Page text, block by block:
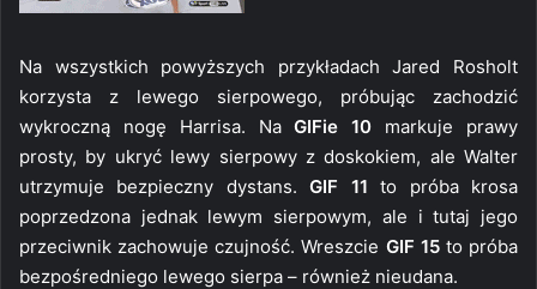
Na wszystkich powyższych przykładach Jared Rosholt
korzysta z lewego sierpowego, próbując zachodzić
wykroczną nogę Harrisa. NaGIFie 10 markuje prawy
prosty, by ukryć lewy sierpowy z doskokiem, ale Walter
utrzymuje bezpieczny dystans.GIF 11 to próba krosa
poprzedzona jednak lewym sierpowym, ale i tutaj jego
przeciwnik zachowuje czujność. Wreszcie GIF 15to próba
bezpośredniego lewego sierpa – również nieudana.